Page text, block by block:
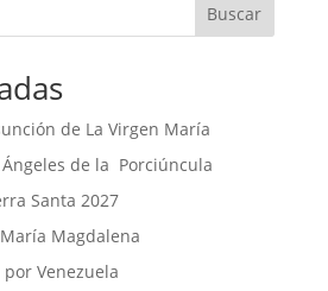
Buscar
de La Virgen María
de la Porciúncula
Santa 2027
Magdalena
Venezuela